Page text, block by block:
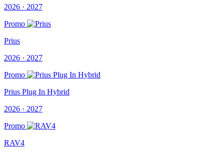
2026 · 2027
Promo
Prius
2026 · 2027
Promo
Prius Plug In Hybrid
2026 · 2027
Promo
RAV4